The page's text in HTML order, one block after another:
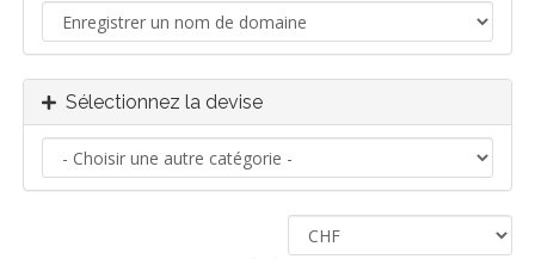
Sélectionnez la devise